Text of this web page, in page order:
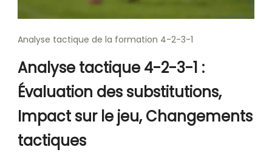
Analyse tactique de la formation 4-2-3-1
Analyse tactique 4-2-3-1 :
Évaluation des substitutions,
Impact sur le jeu, Changements
tactiques